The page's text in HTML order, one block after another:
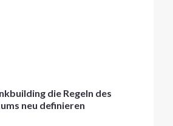
die Regeln des
neu definieren